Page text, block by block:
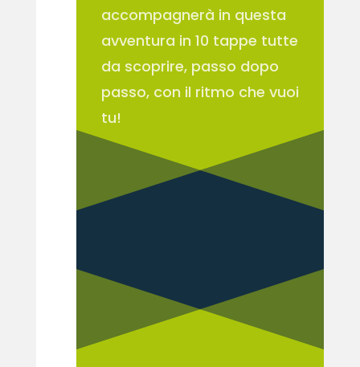
accompagnerà in questa
avventura in 10 tappe tutte
da scoprire, passo dopo
passo, con il ritmo che vuoi
tu!